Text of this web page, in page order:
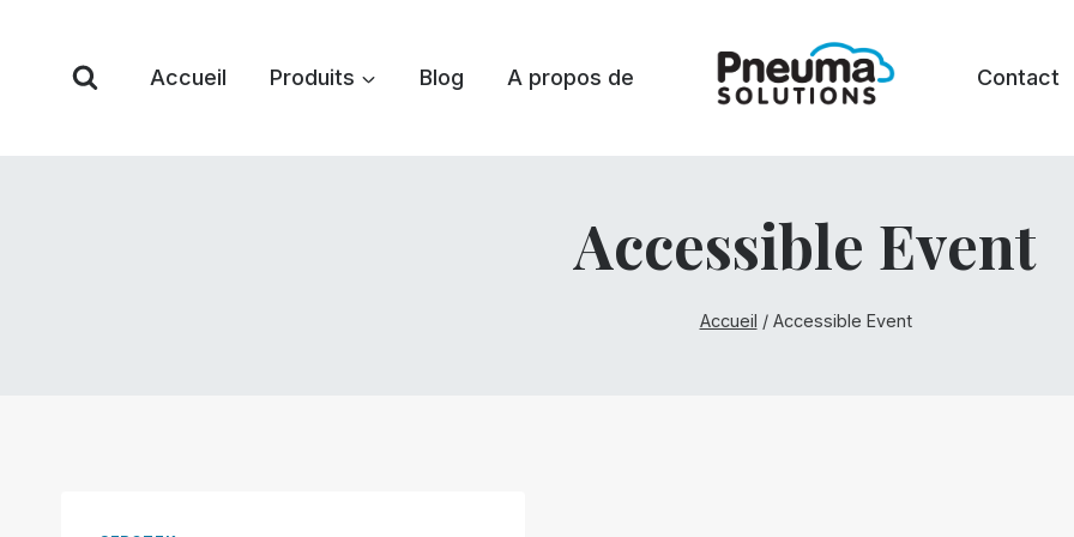
content
Accueil Produits Blog A propos de Contact
Accessible Event
Accueil / Accessible Event